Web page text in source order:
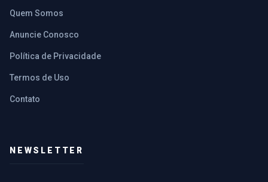
Quem Somos
Anuncie Conosco
Política de Privacidade
Termos de Uso
Contato
NEWSLETTER